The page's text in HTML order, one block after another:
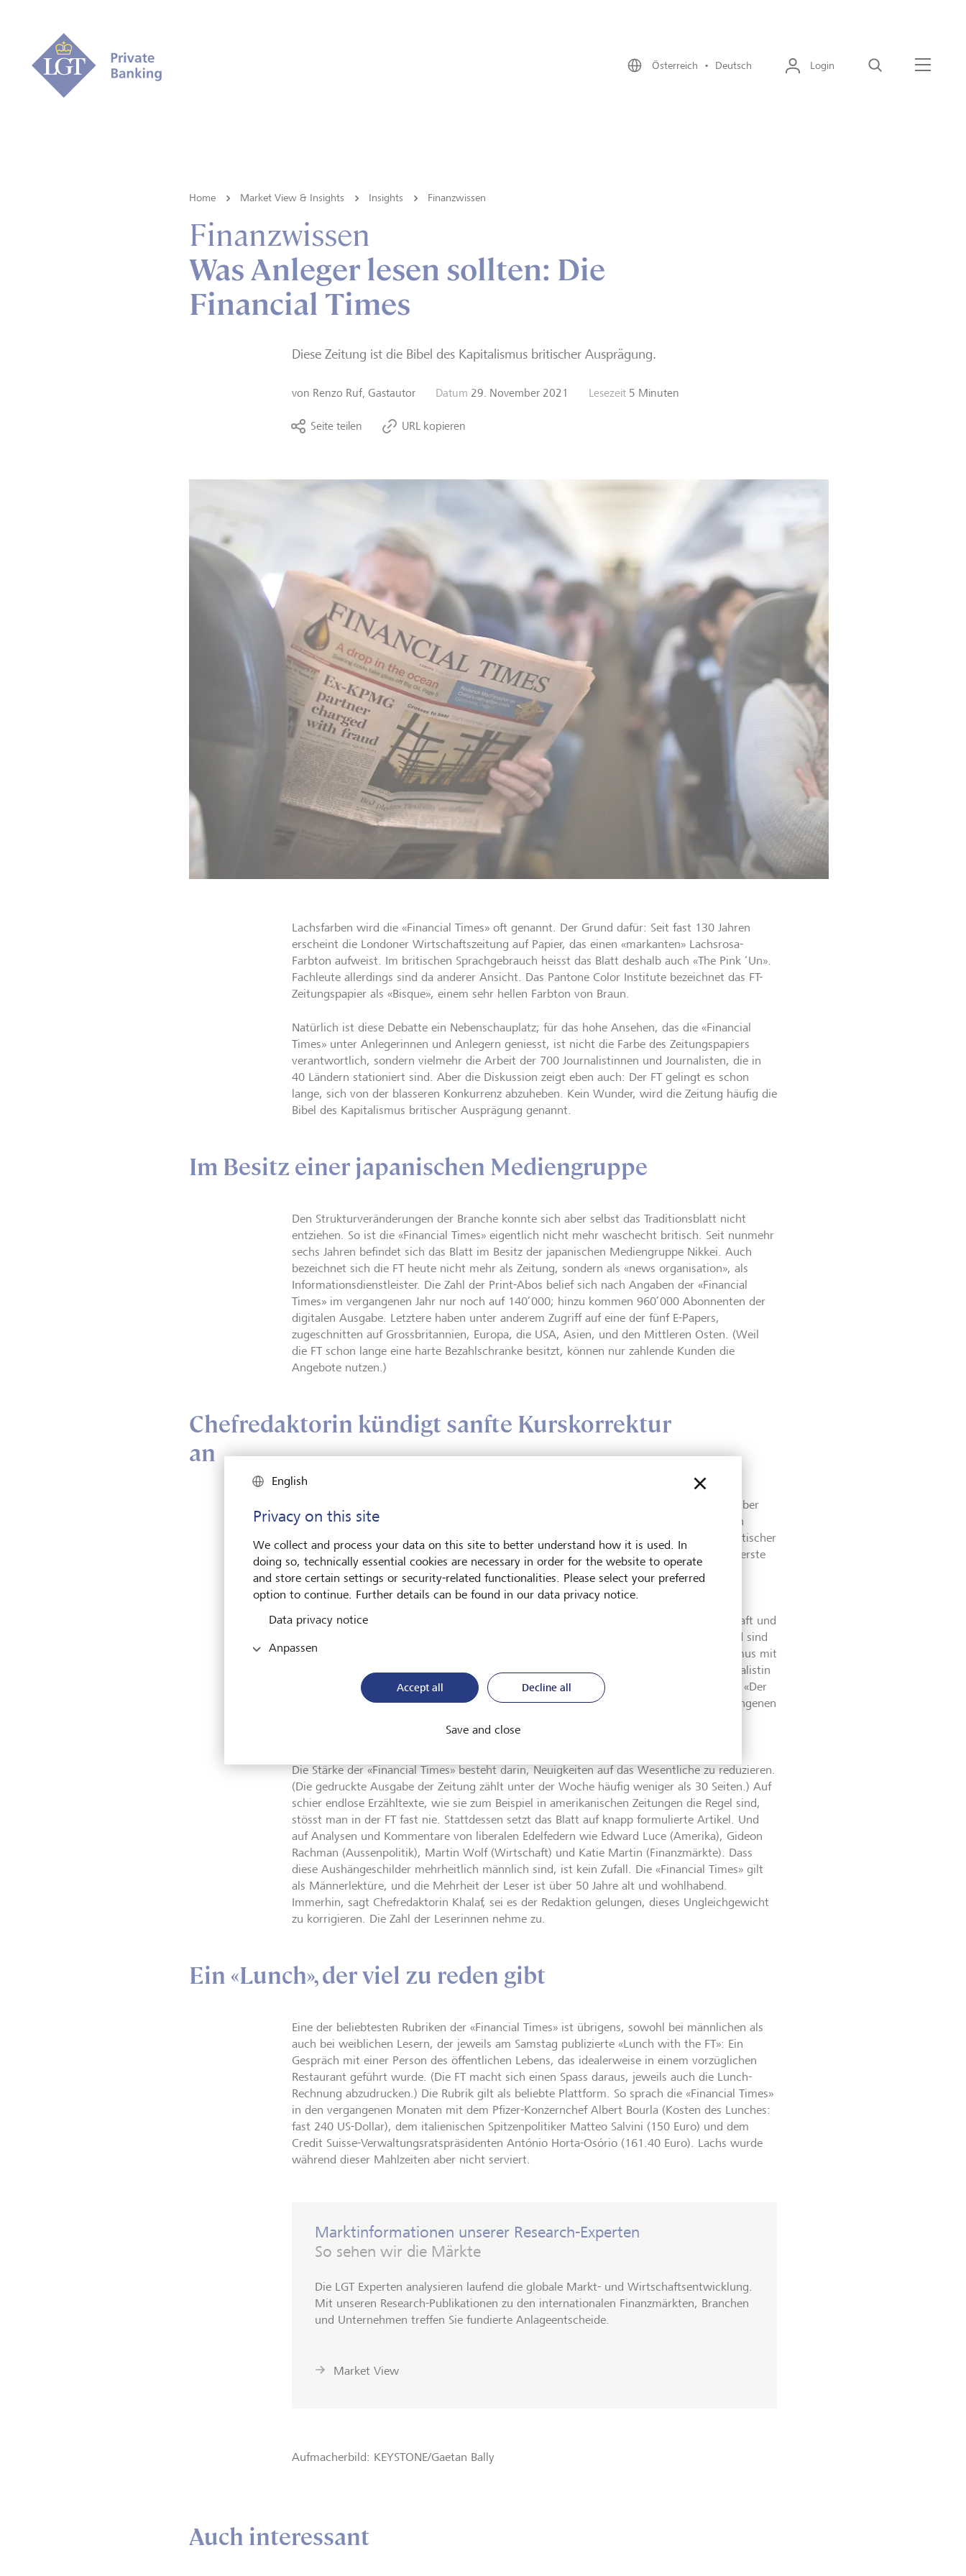
Österreich • Deutsch Login
Home Market View & Insights Insights Finanzwissen
Finanzwissen
Was Anleger lesen sollten: Die
Financial Times
Diese Zeitung ist die Bibel des Kapitalismus britischer Ausprägung.
von Renzo Ruf, Gastautor Datum 29. November 2021 Lesezeit 5 Minuten
Seite teilen URL kopieren
Lachsfarben wird die «Financial Times» oft genannt. Der Grund dafür: Seit fast 130 Jahren
erscheint die Londoner Wirtschaftszeitung auf Papier, das einen «markanten» Lachsrosa-
Farbton aufweist. Im britischen Sprachgebrauch heisst das Blatt deshalb auch «The Pink ‘Un».
Fachleute allerdings sind da anderer Ansicht. Das Pantone Color Institute bezeichnet das FT-
Zeitungspapier als «Bisque», einem sehr hellen Farbton von Braun.
Natürlich ist diese Debatte ein Nebenschauplatz; für das hohe Ansehen, das die «Financial
Times» unter Anlegerinnen und Anlegern geniesst, ist nicht die Farbe des Zeitungspapiers
verantwortlich, sondern vielmehr die Arbeit der 700 Journalistinnen und Journalisten, die in
40 Ländern stationiert sind. Aber die Diskussion zeigt eben auch: Der FT gelingt es schon
lange, sich von der blasseren Konkurrenz abzuheben. Kein Wunder, wird die Zeitung häufig die
Bibel des Kapitalismus britischer Ausprägung genannt.
Im Besitz einer japanischen Mediengruppe
Den Strukturveränderungen der Branche konnte sich aber selbst das Traditionsblatt nicht
entziehen. So ist die «Financial Times» eigentlich nicht mehr waschecht britisch. Seit nunmehr
sechs Jahren befindet sich das Blatt im Besitz der japanischen Mediengruppe Nikkei. Auch
bezeichnet sich die FT heute nicht mehr als Zeitung, sondern als «news organisation», als
Informationsdienstleister. Die Zahl der Print-Abos belief sich nach Angaben der «Financial
Times» im vergangenen Jahr nur noch auf 140’000; hinzu kommen 960’000 Abonnenten der
digitalen Ausgabe. Letztere haben unter anderem Zugriff auf eine der fünf E-Papers,
zugeschnitten auf Grossbritannien, Europa, die USA, Asien, und den Mittleren Osten. (Weil
die FT schon lange eine harte Bezahlschranke besitzt, können nur zahlende Kunden die
Angebote nutzen.)
Chefredaktorin kündigt sanfte Kurskorrektur
an
Die Financial Times: Bibel des
britischen Kapiitalismus ©
KEYSTONE/AP Photo/Matt
Geändert hat sich auch der Tonfall, in dem die FT über
Finanzmärkte und Wirtschaftspolitik berichtet. Den
Exzessen des freien Marktes steht das Blatt nun kritischer
gegenüber. Unter Chefredaktorin Roula Khalaf, die erste
Frau an der Spitze der FT-Redaktion, setzt sich die
«Financial Times» für eine stärkere Regulierung von
Technologiefirmen oder für die Beschränkung von
Managergehältern ein. «Nur weil wir über Wirtschaft und
Finanzen berichten, heisst das nicht, dass wir blind sind
für die Probleme, die Globalisierung und Kapitalismus mit
sich bringen», sagte die 56 Jahre alte Vollblutjournalistin
kürzlich im Gespräch mit der deutschen Zeitschrift «Der
Spiegel». Khalaf trat ihren Job zu Beginn des vergangenen
Weltwirtschaft lahmlegte.
Die Stärke der «Financial Times» besteht darin, Neuigkeiten auf das Wesentliche zu reduzieren.
(Die gedruckte Ausgabe der Zeitung zählt unter der Woche häufig weniger als 30 Seiten.) Auf
schier endlose Erzähltexte, wie sie zum Beispiel in amerikanischen Zeitungen die Regel sind,
stösst man in der FT fast nie. Stattdessen setzt das Blatt auf knapp formulierte Artikel. Und
auf Analysen und Kommentare von liberalen Edelfedern wie Edward Luce (Amerika), Gideon
Rachman (Aussenpolitik), Martin Wolf (Wirtschaft) und Katie Martin (Finanzmärkte). Dass
diese Aushängeschilder mehrheitlich männlich sind, ist kein Zufall. Die «Financial Times» gilt
als Männerlektüre, und die Mehrheit der Leser ist über 50 Jahre alt und wohlhabend.
Immerhin, sagt Chefredaktorin Khalaf, sei es der Redaktion gelungen, dieses Ungleichgewicht
zu korrigieren. Die Zahl der Leserinnen nehme zu.
Ein «Lunch», der viel zu reden gibt
Eine der beliebtesten Rubriken der «Financial Times» ist übrigens, sowohl bei männlichen als
auch bei weiblichen Lesern, der jeweils am Samstag publizierte «Lunch with the FT»: Ein
Gespräch mit einer Person des öffentlichen Lebens, das idealerweise in einem vorzüglichen
Restaurant geführt wurde. (Die FT macht sich einen Spass daraus, jeweils auch die Lunch-
Rechnung abzudrucken.) Die Rubrik gilt als beliebte Plattform. So sprach die «Financial Times»
in den vergangenen Monaten mit dem Pfizer-Konzernchef Albert Bourla (Kosten des Lunches:
fast 240 US-Dollar), dem italienischen Spitzenpolitiker Matteo Salvini (150 Euro) und dem
Credit Suisse-Verwaltungsratspräsidenten António Horta-Osório (161.40 Euro). Lachs wurde
während dieser Mahlzeiten aber nicht serviert.
Marktinformationen unserer Research-Experten
So sehen wir die Märkte
Die LGT Experten analysieren laufend die globale Markt- und Wirtschaftsentwicklung.
Mit unseren Research-Publikationen zu den internationalen Finanzmärkten, Branchen
und Unternehmen treffen Sie fundierte Anlageentscheide.
Market View
Aufmacherbild: KEYSTONE/Gaetan Bally
Auch interessant
English
Privacy on this site
We collect and process your data on this site to better understand how it is used. In
doing so, technically essential cookies are necessary in order for the website to operate
and store certain settings or security-related functionalities. Please select your preferred
option to continue. Further details can be found in our data privacy notice.
Data privacy notice
Anpassen
Accept all Decline all
Save and close